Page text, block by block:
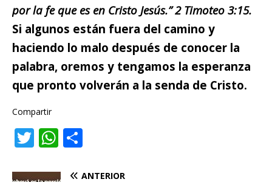
por la fe que es en Cristo Jesús.” 2 Timoteo 3:15.
Si algunos están fuera del camino y
haciendo lo malo después de conocer la
palabra, oremos y tengamos la esperanza
que pronto volverán a la senda de Cristo.
Compartir
T
it
W
at m
ANTERIOR